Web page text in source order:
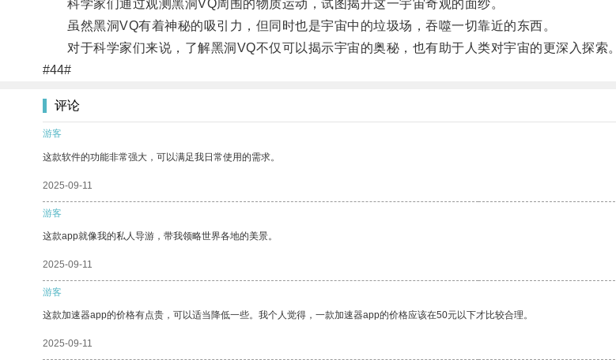
科学家们通过观测黑洞VQ周围的物质运动，试图揭开这一宇宙奇观的面纱。
虽然黑洞VQ有着神秘的吸引力，但同时也是宇宙中的垃圾场，吞噬一切靠近的东西。
对于科学家们来说，了解黑洞VQ不仅可以揭示宇宙的奥秘，也有助于人类对宇宙的更深入探索。
#44#
评论
游客
这款软件的功能非常强大，可以满足我日常使用的需求。
2025-09-11
游客
这款app就像我的私人导游，带我领略世界各地的美景。
2025-09-11
游客
这款加速器app的价格有点贵，可以适当降低一些。我个人觉得，一款加速器app的价格应该在50元以下才比较合理。
2025-09-11